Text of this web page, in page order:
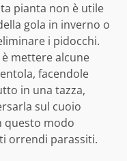
pianta non è utile
gola in inverno o
i pidocchi.
mettere alcune
facendole
in una tazza,
sul cuoio
questo modo
orrendi parassiti.